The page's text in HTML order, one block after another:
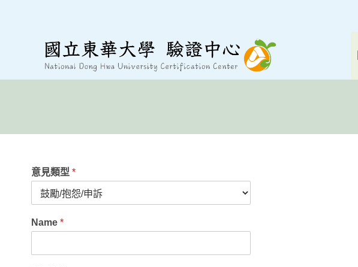
意見類型 *
Name *